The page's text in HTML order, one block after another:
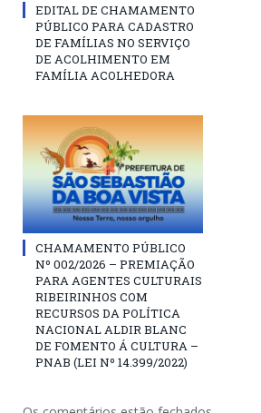
EDITAL DE CHAMAMENTO
PÚBLICO PARA CADASTRO
DE FAMÍLIAS NO SERVIÇO
DE ACOLHIMENTO EM
FAMÍLIA ACOLHEDORA
CHAMAMENTO PÚBLICO
Nº 002/2026 – PREMIAÇÃO
PARA AGENTES CULTURAIS
RIBEIRINHOS COM
RECURSOS DA POLÍTICA
NACIONAL ALDIR BLANC
DE FOMENTO Á CULTURA –
PNAB (LEI Nº 14.399/2022)